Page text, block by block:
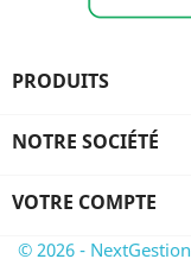
PRODUITS
NOTRE SOCIÉTÉ
VOTRE COMPTE
© 2026 - NextGestion